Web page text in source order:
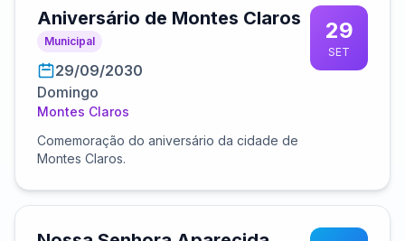
Aniversário de Montes Claros
Municipal
29/09/2030
Domingo
Montes Claros
Comemoração do aniversário da cidade de
Montes Claros.
29
SET